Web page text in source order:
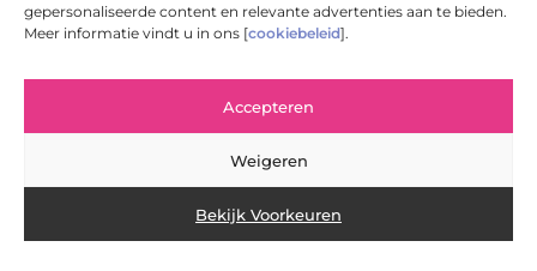
gepersonaliseerde content en relevante advertenties aan te bieden.
Meer informatie vindt u in ons [cookiebeleid].
Accepteren
Weigeren
Bekijk Voorkeuren
Rbwebart.nl – Jouw bron van inspirerende
verrijken en verlevendigen.